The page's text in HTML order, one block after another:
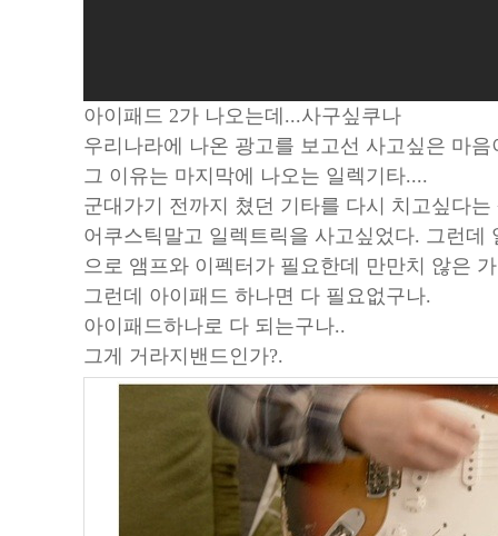
아이패드 2가 나오는데...사구싶쿠나
우리나라에 나온 광고를 보고선 사고싶은 마
그 이유는 마지막에 나오는 일렉기타....
군대가기 전까지 쳤던 기타를 다시 치고싶다
어쿠스틱말고 일렉트릭을 사고싶었다. 그런데
으로 앰프와 이펙터가 필요한데 만만치 않은
그런데 아이패드 하나면 다 필요없구나.
아이패드하나로 다 되는구나..
그게 거라지밴드인가?.